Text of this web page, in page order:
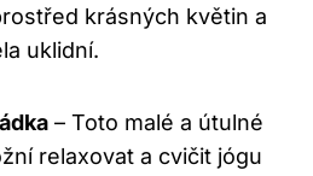
krásných květin a
uklidní.
– Toto malé a útulné
relaxovat a cvičit jógu